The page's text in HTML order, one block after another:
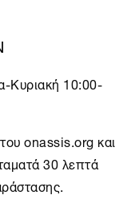
Κυριακή 10:00-
onassis.org και
30 λεπτά